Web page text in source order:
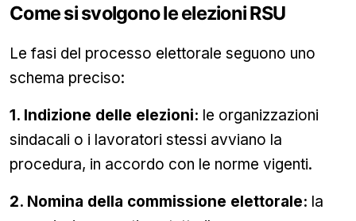
Come si svolgono le elezioni RSU
Le fasi del processo elettorale seguono uno
schema preciso:
1. Indizione delle elezioni: le organizzazioni
sindacali o i lavoratori stessi avviano la
procedura, in accordo con le norme vigenti.
2. Nomina della commissione elettorale: la